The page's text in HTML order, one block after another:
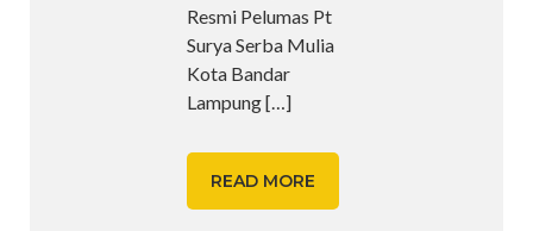
Resmi Pelumas Pt
Surya Serba Mulia
Kota Bandar
Lampung[…]
READ MORE